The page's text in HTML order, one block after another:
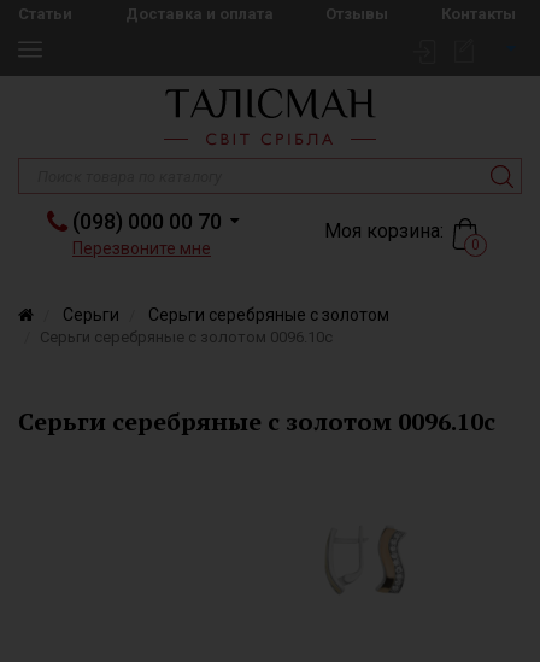
Статьи Доставка и оплата Отзывы Контакты
(098) 000 00 70
Перезвоните мне
Моя корзина:
0
Серьги Серьги серебряные с золотом
Серьги серебряные с золотом 0096.10с
Серьги серебряные с золотом 0096.10с